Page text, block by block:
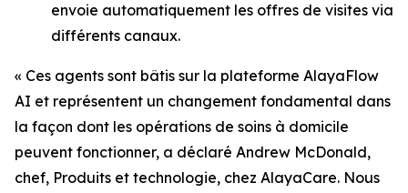
envoie automatiquement les offres de visites via
différents canaux.
« Ces agents sont bâtis sur la plateforme AlayaFlow
AI et représentent un changement fondamental dans
la façon dont les opérations de soins à domicile
peuvent fonctionner, a déclaré Andrew McDonald,
chef, Produits et technologie, chez AlayaCare. Nous